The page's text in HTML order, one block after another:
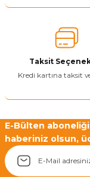
Taksit
Kredi kartına taksit
E-Bülten
haberiniz olsun,